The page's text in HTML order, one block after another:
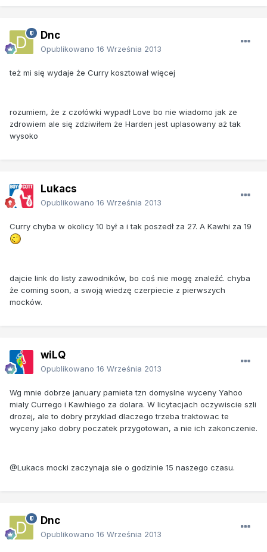
Dnc
Opublikowano 16 Września 2013
też mi się wydaje że Curry kosztował więcej
rozumiem, że z czołówki wypadł Love bo nie wiadomo jak ze
zdrowiem ale się zdziwiłem że Harden jest uplasowany aż tak
wysoko
Lukacs
Opublikowano 16 Września 2013
Curry chyba w okolicy 10 był a i tak poszedł za 27. A Kawhi za 19
dajcie link do listy zawodników, bo coś nie mogę znaleźć. chyba
że coming soon, a swoją wiedzę czerpiecie z pierwszych
mocków.
wiLQ
Opublikowano 16 Września 2013
Wg mnie dobrze january pamieta tzn domyslne wyceny Yahoo
mialy Currego i Kawhiego za dolara. W licytacjach oczywiscie szli
drozej, ale to dobry przyklad dlaczego trzeba traktowac te
wyceny jako dobry poczatek przygotowan, a nie ich zakonczenie.
@Lukacs mocki zaczynaja sie o godzinie 15 naszego czasu.
Dnc
Opublikowano 16 Września 2013